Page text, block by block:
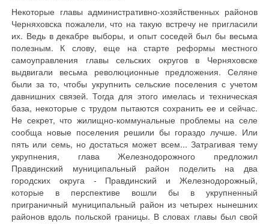
Некоторые главы административно-хозяйственных районов
Черняховска пожалели, что на такую встречу не пригласили
их. Ведь в декабре выборы, и опыт соседей был бы весьма
полезным. К слову, еще на старте реформы местного
самоуправления главы сельских округов в Черняховске
выдвигали весьма революционные предложения. Селяне
были за то, чтобы укрупнить сельские поселения с учетом
давнишних связей. Тогда для этого имелась и техническая
база, некоторые с трудом пытаются сохранить ее и сейчас.
Не секрет, что жилищно-коммунальные проблемы на селе
сообща новые поселения решили бы гораздо лучше. Или
пять или семь, но достаться может всем... Затрагивая тему
укрупнения, глава Железнодорожного предложил
Правдинский муниципальный район поделить на два
городских округа - Правдинский и Железнодорожный,
которые в перспективе вошли бы в укрупненный
приграничный муниципальный район из четырех нынешних
районов вдоль польской границы. В словах главы был свой